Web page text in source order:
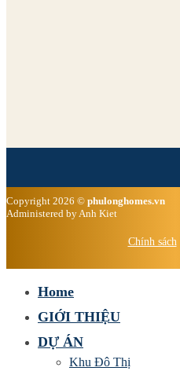
Copyright 2026 © phulonghomes.vn
Administered by Anh Kiet
Chính sách|
Home
GIỚI THIỆU
DỰ ÁN
Khu Đô Thị